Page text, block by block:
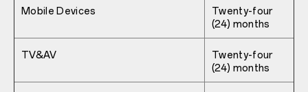
Mobile Devices
Twenty-four
(24) months
TV&AV
Twenty-four
(24) months